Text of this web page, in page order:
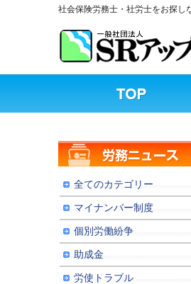
社会保険労務士・社労士をお探し
全てのカテゴリー
マイナンバー制度
個別労働紛争
助成金
労使トラブル